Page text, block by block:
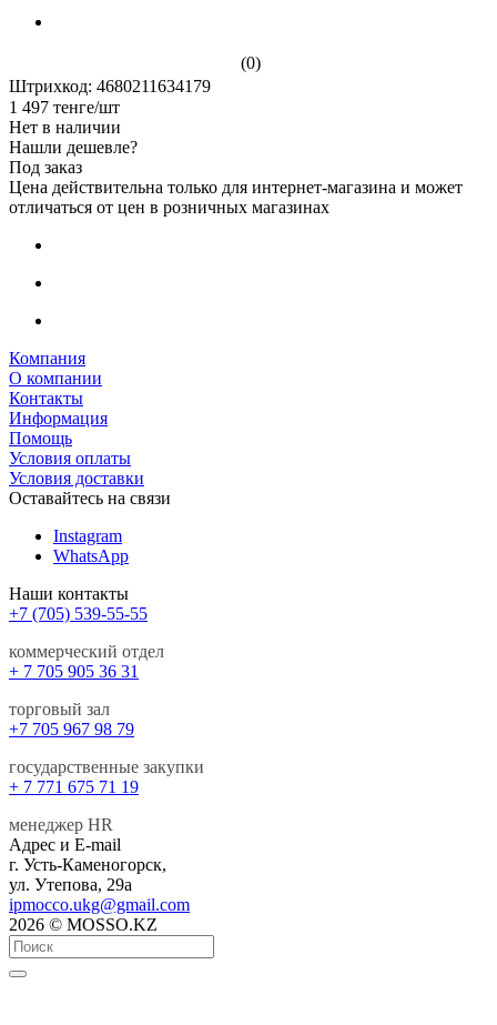
(0)
Штрихкод: 4680211634179
1 497 тенге/шт
Нет в наличии
Нашли дешевле?
Под заказ
Цена действительна только для интернет-магазина и может
отличаться от цен в розничных магазинах
Компания
О компании
Контакты
Информация
Помощь
Условия оплаты
Условия доставки
Оставайтесь на связи
Instagram
WhatsApp
Наши контакты
+7 (705) 539-55-55
коммерческий отдел
+ 7 705 905 36 31
торговый зал
+7 705 967 98 79
государственные закупки
+ 7 771 675 71 19
менеджер HR
Адрес и E-mail
г. Усть-Каменогорск,
ул. Утепова, 29а
ipmocco.ukg@gmail.com
2026 © MOSSO.KZ